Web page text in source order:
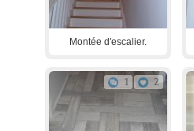
Montée d'escalier.
1 2